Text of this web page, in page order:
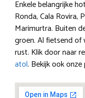
Enkele belangrijke
Ronda, Cala Rovira,
Marimurtra. Buiten
groen. Al fietsend of
rust. Klik door naar
atol. Bekijk ook